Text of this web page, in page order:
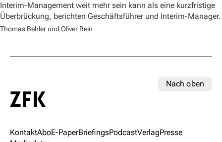
Interim-Management weit mehr sein kann als eine kurzfristige
Überbrückung, berichten Geschäftsführer und Interim-Manager.
Thomas Behler und Oliver Rein
Nach oben
KontaktAboE-PaperBriefingsPodcastVerlagPresse